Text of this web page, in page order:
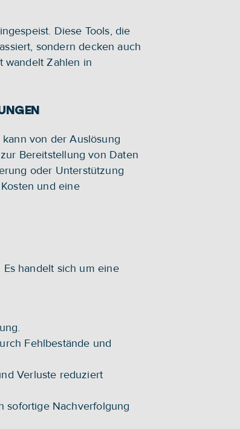
Diese Tools, die
sondern decken auch
wandelt Zahlen in
von der Auslösung
Bereitstellung von Daten
oder Unterstützung
und eine
handelt sich um eine
Fehlbestände und
Verluste reduziert
sofortige Nachverfolgung